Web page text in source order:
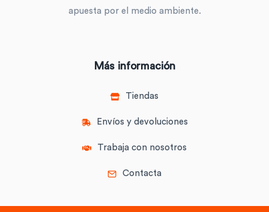
apuesta por el medio ambiente.
Más información
Tiendas
Envíos y devoluciones
Trabaja con nosotros
Contacta